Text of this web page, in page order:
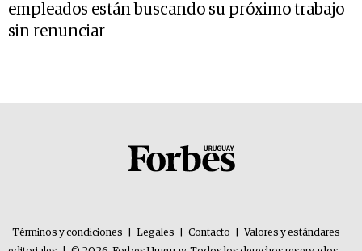
empleados están buscando su próximo trabajo
sin renunciar
Términos y condiciones Legales Contacto
Valores y estándares